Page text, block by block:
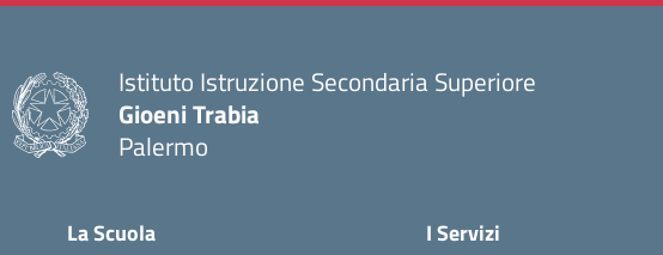
Istituto Istruzione Secondaria Superiore
Gioeni Trabia
Palermo
La Scuola I Servizi